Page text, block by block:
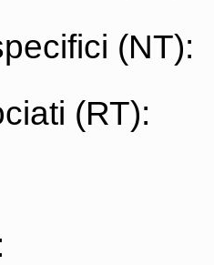
(NT):
(RT):